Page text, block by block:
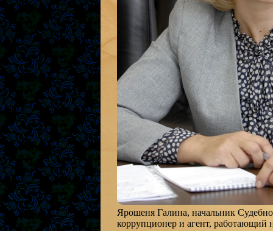
Ярошеня Галина, начальник
коррупционер и агент, работающий